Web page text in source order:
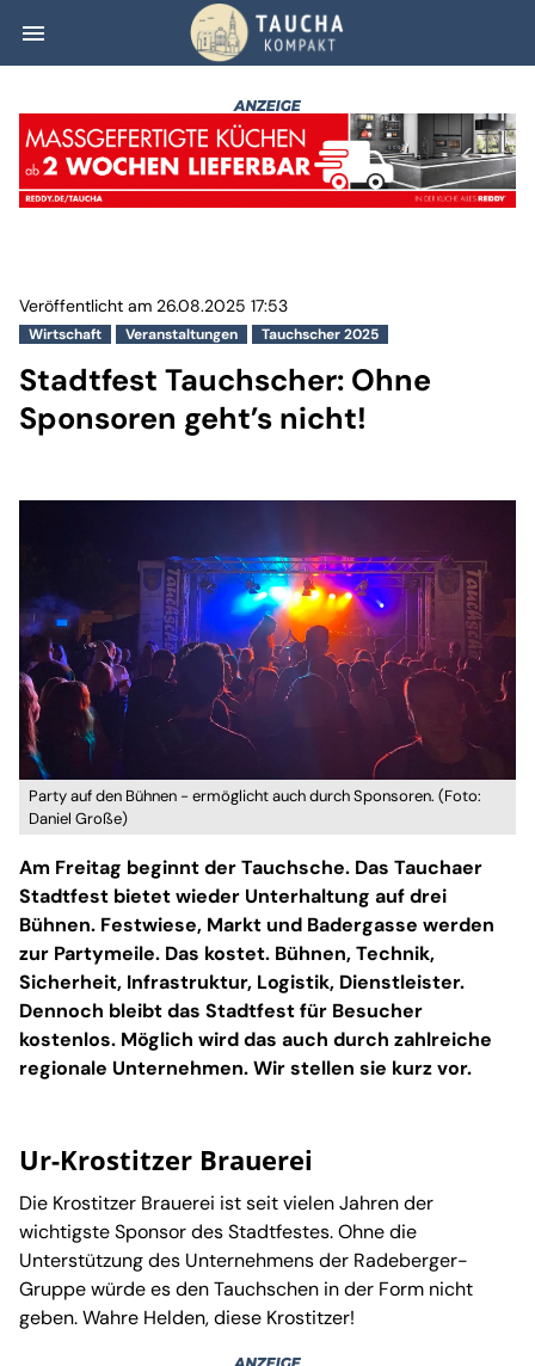
menu Stadtfest
Wirtschaft Veranstaltungen Tauchscher 2025
Veröffentlicht am 26.08.2025 17:53
Stadtfest Tauchscher: Ohne
Sponsoren geht’s nicht!
Party auf den Bühnen - ermöglicht auch durch Sponsoren. (Foto:
Daniel Große)
Am Freitag beginnt der Tauchsche. Das Tauchaer
Stadtfest bietet wieder Unterhaltung auf drei
Bühnen. Festwiese, Markt und Badergasse werden
zur Partymeile. Das kostet. Bühnen, Technik,
Sicherheit, Infrastruktur, Logistik, Dienstleister.
Dennoch bleibt das Stadtfest für Besucher
kostenlos. Möglich wird das auch durch zahlreiche
regionale Unternehmen. Wir stellen sie kurz vor.
Ur-Krostitzer Brauerei
Die Krostitzer Brauerei ist seit vielen Jahren der
wichtigste Sponsor des Stadtfestes. Ohne die
Unterstützung des Unternehmens der Radeberger-
Gruppe würde es den Tauchschen in der Form nicht
geben. Wahre Helden, diese Krostitzer!